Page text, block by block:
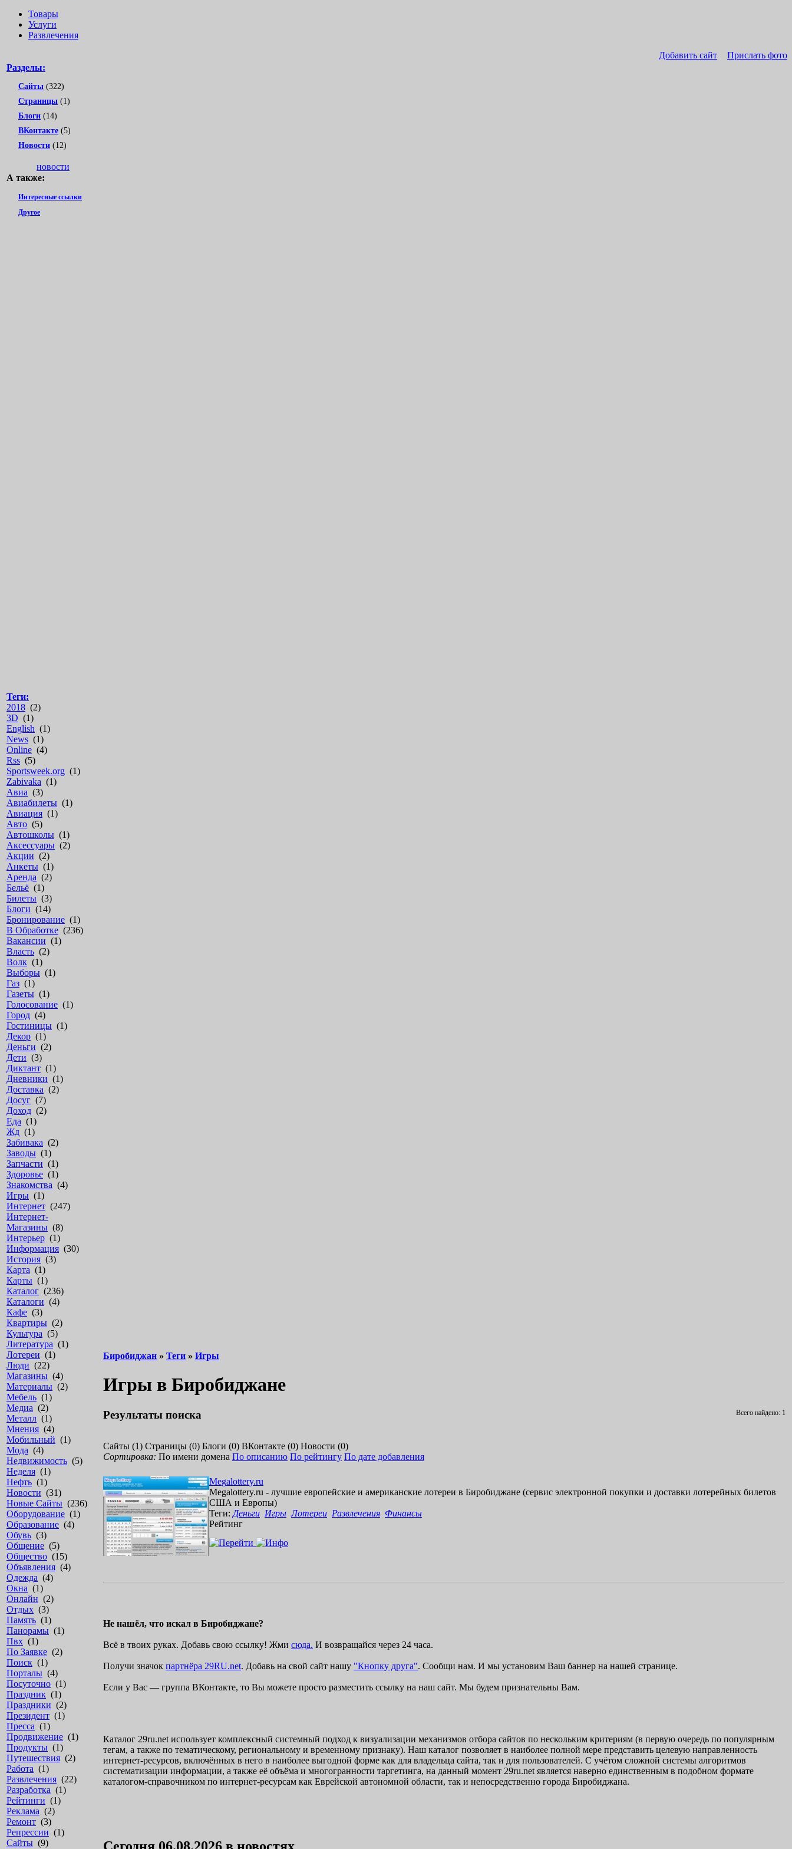
Товары
Услуги
Развлечения
Прислать фото
Добавить сайт
Разделы:
Сайты (322)
Страницы (1)
Блоги (14)
ВКонтакте (5)
Новости (12)
новости
А также:
Интересные ссылки
Другое
Теги:
2018 (2)
3D (1)
English (1)
News (1)
Online (4)
Rss (5)
Sportsweek.org (1)
Zabivaka (1)
Авиа (3)
Авиабилеты (1)
Авиация (1)
Авто (5)
Автошколы (1)
Аксессуары (2)
Акции (2)
Анкеты (1)
Аренда (2)
Бельё (1)
Билеты (3)
Блоги (14)
Бронирование (1)
В Обработке (236)
Вакансии (1)
Власть (2)
Волк (1)
Выборы (1)
Газ (1)
Газеты (1)
Голосование (1)
Город (4)
Гостиницы (1)
Декор (1)
Деньги (2)
Дети (3)
Диктант (1)
Дневники (1)
Доставка (2)
Досуг (7)
Доход (2)
Еда (1)
Жд (1)
Забивака (2)
Заводы (1)
Запчасти (1)
Здоровье (1)
Знакомства (4)
Игры (1)
Интернет (247)
Интернет-
Магазины (8)
Интерьер (1)
Информация (30)
История (3)
Карта (1)
Карты (1)
Каталог (236)
Каталоги (4)
Кафе (3)
Квартиры (2)
Культура (5)
Литература (1)
Лотереи (1)
Люди (22)
Магазины (4)
Материалы (2)
Мебель (1)
Медиа (2)
Металл (1)
Мнения (4)
Мобильный (1)
Мода (4)
Недвижимость (5)
Неделя (1)
Нефть (1)
Новости (31)
Новые Сайты (236)
Оборудование (1)
Образование (4)
Обувь (3)
Общение (5)
Общество (15)
Объявления (4)
Одежда (4)
Окна (1)
Онлайн (2)
Отдых (3)
Память (1)
Панорамы (1)
Пвх (1)
По Заявке (2)
Поиск (1)
Порталы (4)
Посуточно (1)
Праздник (1)
Праздники (2)
Президент (1)
Пресса (1)
Продвижение (1)
Продукты (1)
Путешествия (2)
Работа (1)
Развлечения (22)
Разработка (1)
Рейтинги (1)
Реклама (2)
Ремонт (3)
Репрессии (1)
Сайты (9)
Биробиджан » Теги » Игры
Игры в Биробиджане
Всего найдено: 1
Результаты поиска
Сайты (1) Страницы (0) Блоги (0) ВКонтакте (0) Новости (0)
Сортировка: По имени домена По описанию По рейтингу По дате добавления
Megalottery.ru
Megalottery.ru - лучшие европейские и американские лотереи в Биробиджане (сервис электронной покупки и доставки лотерейных билетов
США и Европы)
Теги: Деньги Игры Лотереи Развлечения Финансы
Рейтинг
Не нашёл, что искал в Биробиджане?
Всё в твоих руках. Добавь свою ссылку! Жми сюда. И возвращайся через 24 часа.
Получи значок партнёра 29RU.net. Добавь на свой сайт нашу "Кнопку друга". Сообщи нам. И мы установим Ваш баннер на нашей странице.
Если у Вас — группа ВКонтакте, то Вы можете просто разместить ссылку на наш сайт. Мы будем признательны Вам.
Каталог 29ru.net использует комплексный системный подход к визуализации механизмов отбора сайтов по нескольким критериям (в первую очередь по популярным
тегам, а также по тематическому, региональному и временному признаку). Наш каталог позволяет в наиболее полной мере представить целевую направленность
интернет-ресурсов, включённых в него в наиболее выгодной форме как для владельца сайта, так и для пользователей. С учётом сложной системы алгоритмов
систематизации информации, а также её объёма и многогранности таргетинга, на данный момент 29ru.net является наверно единственным в подобном формате
каталогом-справочником по интернет-ресурсам как Еврейской автономной области, так и непосредственно города Биробиджана.
Сегодня 06.08.2026 в новостях